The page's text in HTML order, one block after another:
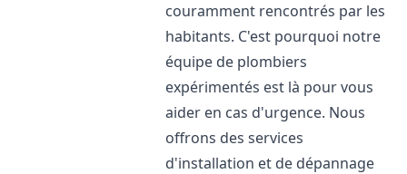
couramment rencontrés par les
habitants. C'est pourquoi notre
équipe de plombiers
expérimentés est là pour vous
aider en cas d'urgence. Nous
offrons des services
d'installation et de dépannage